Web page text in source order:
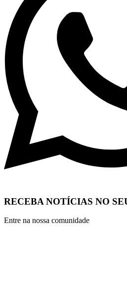
RECEBA NOTÍCIAS NO
Entre na nossa comunidade